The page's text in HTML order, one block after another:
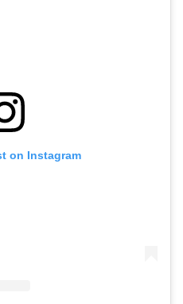
on Instagram